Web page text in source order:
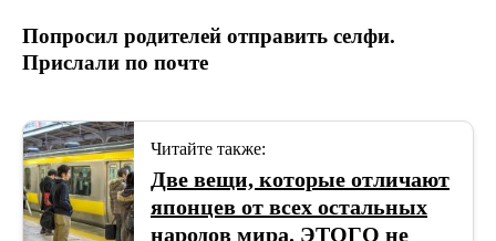
Попросил родителей отправить селфи.
Прислали по почте
Читайте также:
Две вещи, которые отличают
японцев от всех остальных
народов мира. ЭТОГО не